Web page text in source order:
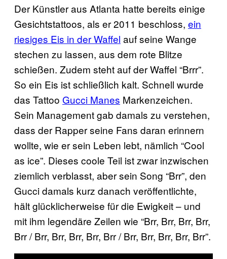
Der Künstler aus Atlanta hatte bereits einige
Gesichtstattoos, als er 2011 beschloss, ein
riesiges Eis in der Waffel auf seine Wange
stechen zu lassen, aus dem rote Blitze
schießen. Zudem steht auf der Waffel “Brrr”.
So ein Eis ist schließlich kalt. Schnell wurde
das Tattoo Gucci Manes Markenzeichen.
Sein Management gab damals zu verstehen,
dass der Rapper seine Fans daran erinnern
wollte, wie er sein Leben lebt, nämlich “Cool
as ice”. Dieses coole Teil ist zwar inzwischen
ziemlich verblasst, aber sein Song “Brr”, den
Gucci damals kurz danach veröffentlichte,
hält glücklicherweise für die Ewigkeit – und
mit ihm legendäre Zeilen wie “Brr, Brr, Brr, Brr,
Brr / Brr, Brr, Brr, Brr, Brr / Brr, Brr, Brr, Brr, Brr”.